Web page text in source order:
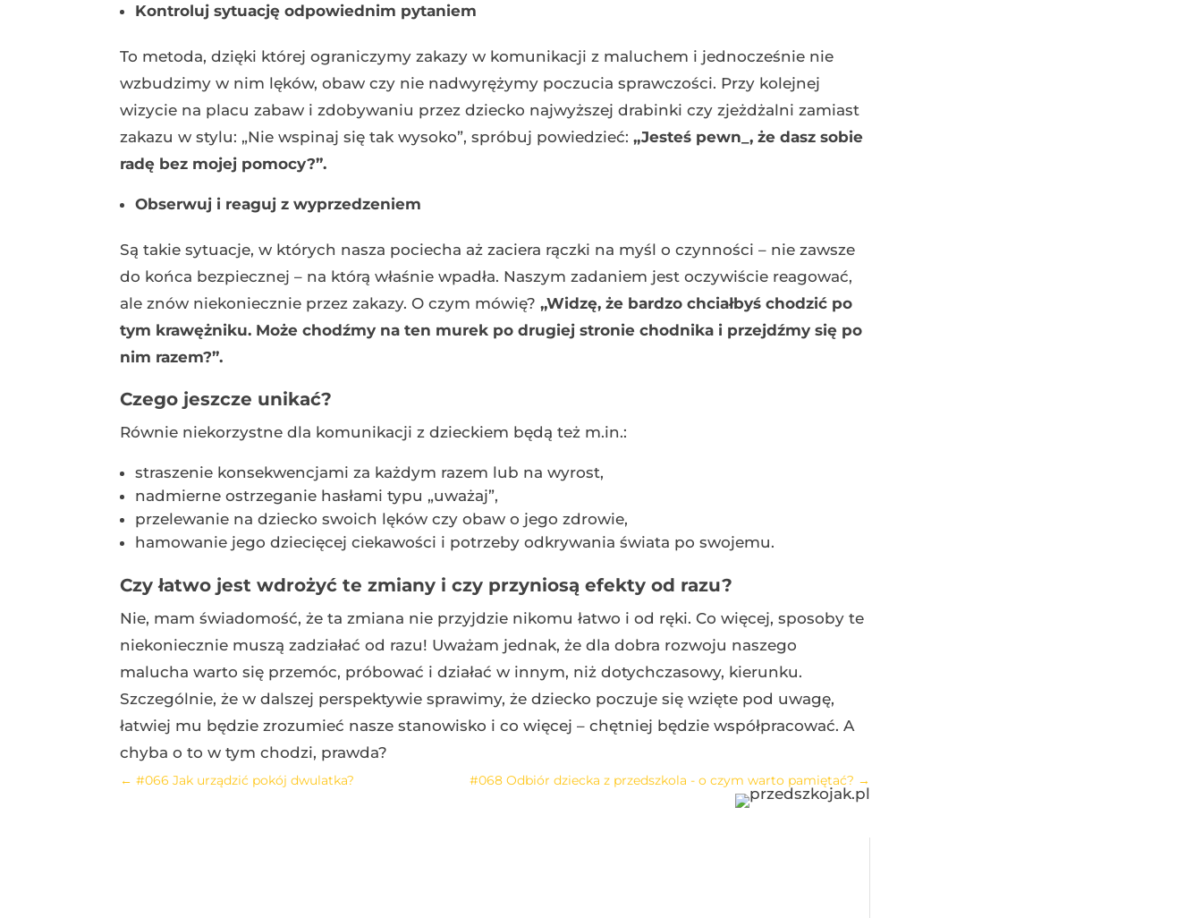
Kontroluj sytuację odpowiednim pytaniem
To metoda, dzięki której ograniczymy zakazy w komunikacji z maluchem i jednocześnie nie
wzbudzimy w nim lęków, obaw czy nie nadwyrężymy poczucia sprawczości. Przy kolejnej
wizycie na placu zabaw i zdobywaniu przez dziecko najwyższej drabinki czy zjeżdżalni zamiast
zakazu w stylu: „Nie wspinaj się tak wysoko”, spróbuj powiedzieć:„Jesteś pewn_, że dasz sobie
radę bez mojej pomocy?”.
Obserwuj i reaguj z wyprzedzeniem
Są takie sytuacje, w których nasza pociecha aż zaciera rączki na myśl o czynności – nie zawsze
do końca bezpiecznej – na którą właśnie wpadła. Naszym zadaniem jest oczywiście reagować,
ale znów niekoniecznie przez zakazy. O czym mówię?„Widzę, że bardzo chciałbyś chodzić po
tym krawężniku. Może chodźmy na ten murek po drugiej stronie chodnika i przejdźmy się po
nim razem?”.
Czego jeszcze unikać?
Równie niekorzystne dla komunikacji z dzieckiem będą też m.in.:
straszenie konsekwencjami za każdym razem lub na wyrost,
nadmierne ostrzeganie hasłami typu „uważaj”,
przelewanie na dziecko swoich lęków czy obaw o jego zdrowie,
hamowanie jego dziecięcej ciekawości i potrzeby odkrywania świata po swojemu.
Czy łatwo jest wdrożyć te zmiany i czy przyniosą efekty od razu?
Nie, mam świadomość, że ta zmiana nie przyjdzie nikomu łatwo i od ręki. Co więcej, sposoby te
niekoniecznie muszą zadziałać od razu! Uważam jednak, że dla dobra rozwoju naszego
malucha warto się przemóc, próbować i działać w innym, niż dotychczasowy, kierunku.
Szczególnie, że w dalszej perspektywie sprawimy, że dziecko poczuje się wzięte pod uwagę,
łatwiej mu będzie zrozumieć nasze stanowisko i co więcej – chętniej będzie współpracować. A
chyba o to w tym chodzi, prawda?
←#066 Jak urządzić pokój dwulatka? #068 Odbiór dziecka z przedszkola - o czym warto pamiętać? →